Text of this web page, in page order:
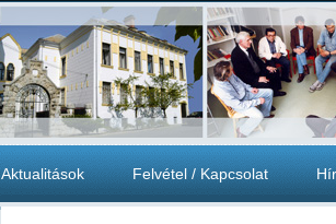
Aktualitások Felvétel / Kapcsolat